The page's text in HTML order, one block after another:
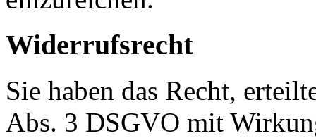
Widerrufsrecht
Sie haben das Recht,
Abs. 3 DSGVO mit